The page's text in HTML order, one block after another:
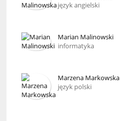
język angielski
Marian Malinowski
informatyka
Marzena Markowska
język polski